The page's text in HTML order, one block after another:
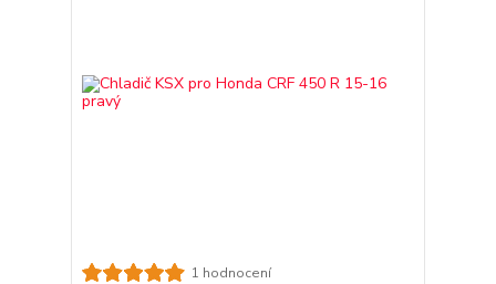
1 hodnocení